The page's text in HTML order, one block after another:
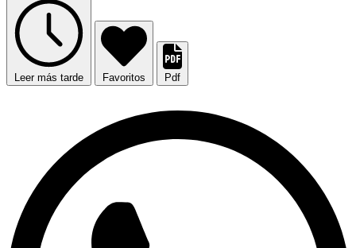
Leer más tarde Favoritos Pdf